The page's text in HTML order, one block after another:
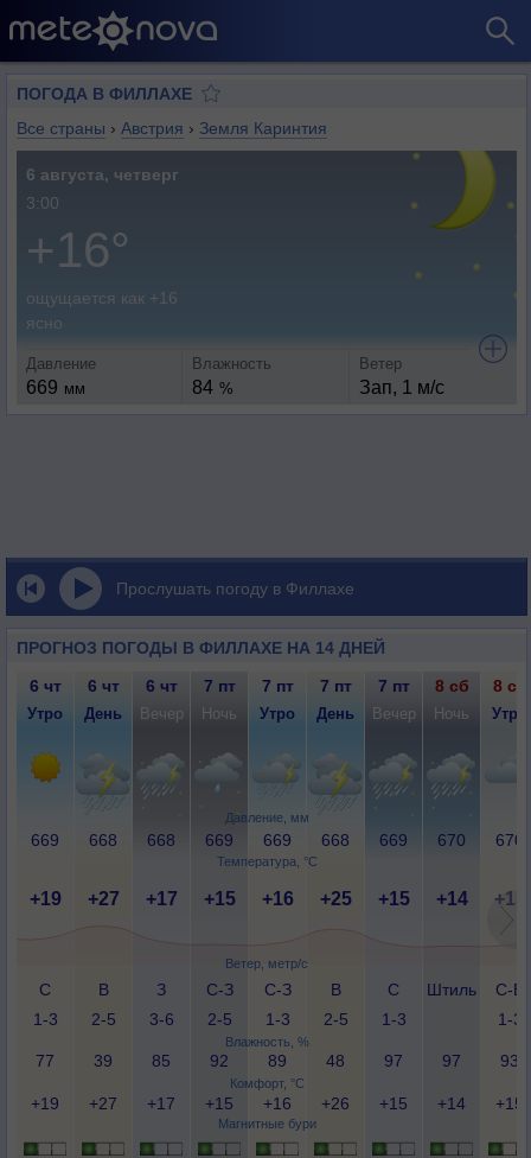
ПОГОДА В ФИЛЛАХЕ
Все страны › Австрия › Земля Каринтия
6 августа, четверг
3:00
+16°
ощущается как +16
ясно
Давление
669 мм
Влажность
84 %
Ветер
Зап, 1 м/с
Прослушать погоду в Филлахе
ПРОГНОЗ ПОГОДЫ В ФИЛЛАХЕ НА 14 ДНЕЙ
Давление, мм
Температура, °C
Ветер, метр/с
Влажность, %
Комфорт, °C
Магнитные бури
6 чт 6 чт 6 чт 7 пт 7 пт 7 пт 7 пт 8 сб 8 сб
Утро День Вечер Ночь Утро День Вечер Ночь Утро
669 668 668 669 669 668 669 670 670
+19 +27 +17 +15 +16 +25 +15 +14 +15
С
1-3
В
2-5
З
3-6
С-З
2-5
С-З
1-3
В
2-5
С
1-3
Штиль
С-В
1-3
77 39 85 92 89 48 97 97 93
+19 +27 +17 +15 +16 +26 +15 +14 +15